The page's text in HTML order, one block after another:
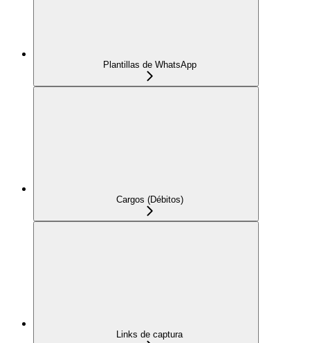
Plantillas de WhatsApp
Cargos (Débitos)
Links de captura